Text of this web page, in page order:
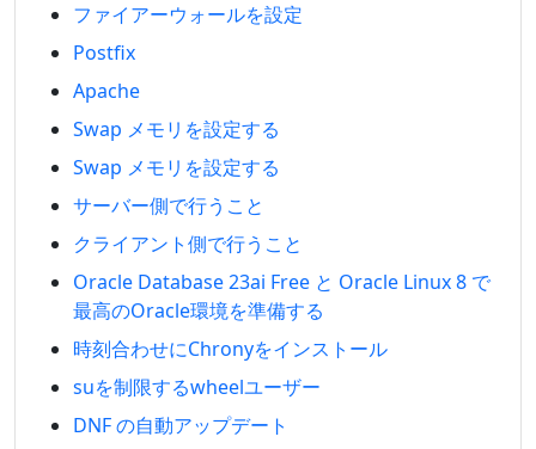
ファイアーウォールを設定
Postfix
Apache
Swap メモリを設定する
Swap メモリを設定する
サーバー側で行うこと
クライアント側で行うこと
Oracle Database 23ai Free と Oracle Linux 8 で
最高のOracle環境を準備する
時刻合わせにChronyをインストール
suを制限するwheelユーザー
DNF の自動アップデート